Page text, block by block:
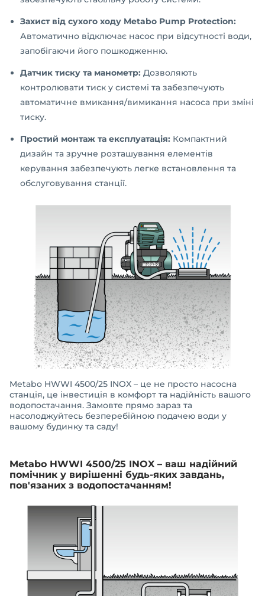
Захист від сухого ходу Metabo Pump Protection:
Автоматично відключає насос при відсутності води,
запобігаючи його пошкодженню.
Датчик тиску та манометр: Дозволяють
контролювати тиск у системі та забезпечують
автоматичне вмикання/вимикання насоса при зміні
тиску.
Простий монтаж та експлуатація: Компактний
дизайн та зручне розташування елементів
керування забезпечують легке встановлення та
обслуговування станції.
Metabo HWWI 4500/25 INOX – це не просто насосна
станція, це інвестиція в комфорт та надійність вашого
водопостачання. Замовте прямо зараз та
насолоджуйтесь безперебійною подачею води у
вашому будинку та саду!
Metabo HWWI 4500/25 INOX – ваш надійний
помічник у вирішенні будь-яких завдань,
пов'язаних з водопостачанням!